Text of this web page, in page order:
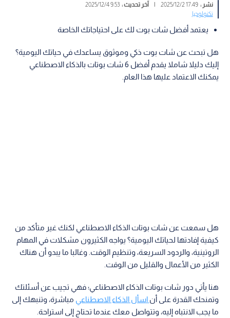
نشر :17:49 2025/12/2
| آخر تحديث :9:53 2025/12/4
تكنولوجيا
يعتمد أفضل شات بوت لك على احتياجاتك الخاصة
هل تبحث عن شات بوت ذكي وموثوق يساعدك في حياتك اليومية؟
إليك دليلا شاملا يقدم أفضل 6 شات بوتات بالذكاء الاصطناعي
يمكنك الاعتماد عليها هذا العام.
هل سمعت عن شات بوتات الذكاء الاصطناعي لكنك غير متأكد من
كيفية إفادتها لحياتك اليومية؟ يواجه الكثيرون مشكلات في المهام
الروتينية، والردود السريعة، وتنظيم الوقت. وغالبا ما يبدو أن هناك
الكثير من الأعمال والقليل من الوقت.
هنا يأتي دور شات بوتات الذكاء الاصطناعي؛ فهي تجيب عن أسئلتك
وتمنحك القدرة على أن اسأل الذكاء الاصطناعي مباشرة، وتنبهك إلى
ما يجب الانتباه إليه، وتتواصل معك عندما تحتاج إلى استراحة.